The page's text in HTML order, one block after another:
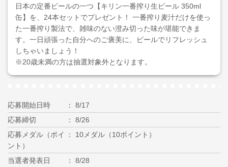
日本の定番ビールの一つ【キリン一番搾り生ビール 350ml
缶】を、24本セットでプレゼント！ 一番搾り麦汁だけを使っ
た一番搾り製法で、雑味のない澄み切った味が堪能できま
す。一日頑張った自分へのご褒美に、ビールでリフレッシュ
しちゃいましょう！
※20歳未満の方は抽選対象外となります。
応募開始日時
8/17
応募締切
8/26
応募メダル（ポイ
ント）
10メダル（10ポイント）
当選者発表日
8/28